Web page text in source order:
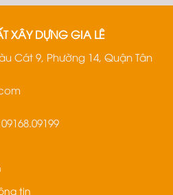
XÂY DỰNG GIA LÊ
Cát 9, Phường 14, Quận Tân
tin